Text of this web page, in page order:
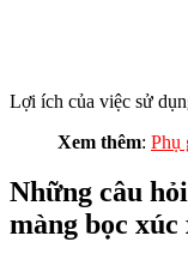
Lợi ích của việc sử
Xem thêm: Phụ
Những câu
màng bọc xúc